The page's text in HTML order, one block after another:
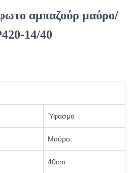
αμπαζούρ μαύρο/
14/40
Ύφασμα
Μαύρο
40cm